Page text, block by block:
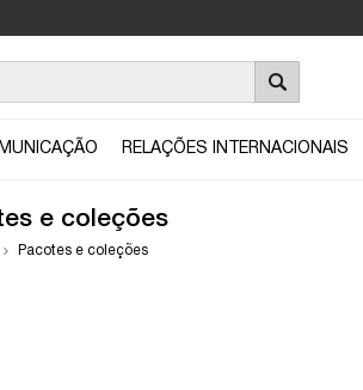
RELAÇÕES INTERNACIONAIS
e coleções
Pacotes e coleções